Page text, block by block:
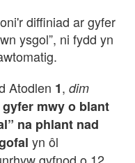
diffiniad ar gyfer
ysgol”, ni fydd yn
Atodlen 1, dim
mwy o blant
na phlant nad
yn ôl